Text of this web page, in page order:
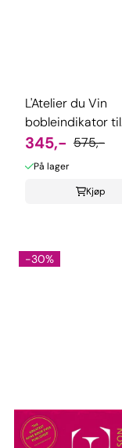
L'Atelier du Vin
bobleindikator til
musserende viner
345,- 575,-
På lager
Kjøp
-30%